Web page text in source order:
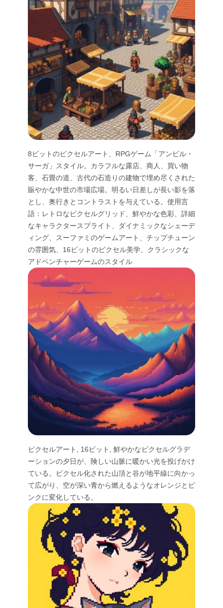
8ビットのピクセルアート、RPGゲーム「アンビル・
サーガ」スタイル。カラフルな露店、商人、買い物
客、石畳の道、古代の石造りの建物で埋め尽くされた
賑やかな中世の市場広場。明るい日差しが長い影を落
とし、奥行きとコントラストを与えている。使用言
語：レトロなピクセルグリッド、鮮やかな色彩、詳細
なキャラクタースプライト、ダイナミックなシェーデ
ィング、スーファミのゲームアート、チップチューン
の雰囲気、16ビットのピクセル美学、クラシックな
アドベンチャーゲームのスタイル
ピクセルアート, 16ビット, 鮮やかなピクセルグラデ
ーションの夕日が、険しい山脈に暖かい光を投げかけ
ている。ピクセル化された山頂と谷が地平線に向かっ
て広がり、空が深い青から燃えるようなオレンジとピ
ンクに変化している。